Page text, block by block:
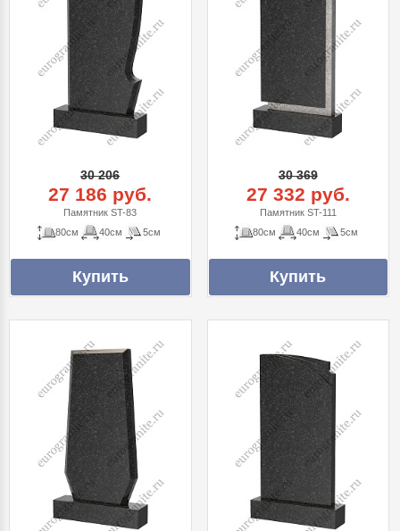
30 206
27 186 руб.
Памятник ST-83
80см
40см 5см
30 369
27 332 руб.
Памятник ST-111
80см
40см 5см